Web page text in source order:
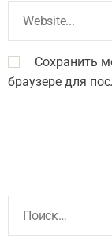
Сохранить
браузере для